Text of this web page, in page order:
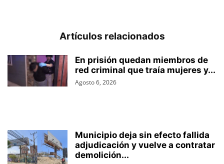
Artículos relacionados
En prisión quedan miembros de
red criminal que traía mujeres y...
Agosto 6, 2026
Municipio deja sin efecto fallida
adjudicación y vuelve a contratar
demolición...